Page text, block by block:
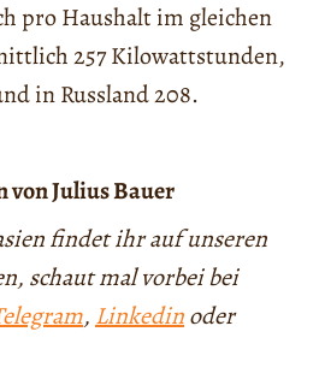
pro Haushalt im gleichen
257 Kilowattstunden,
in Russland 208.
von Julius Bauer
findet ihr auf unseren
schaut mal vorbei bei
, Linkedinoder